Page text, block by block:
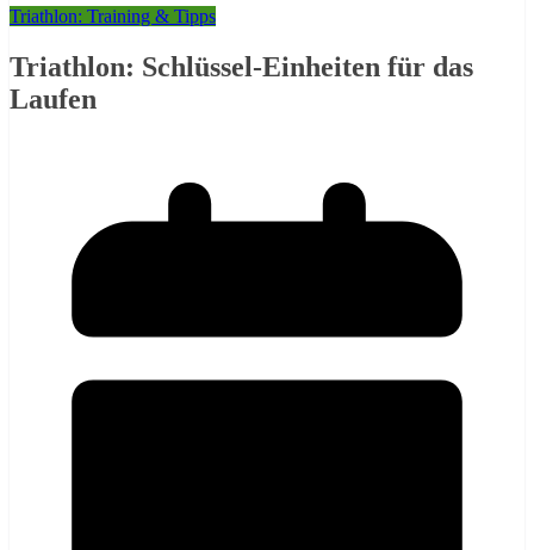
Triathlon: Training & Tipps
Triathlon: Schlüssel-Einheiten für das
Laufen